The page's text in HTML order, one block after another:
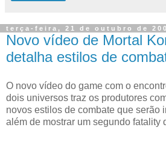
terça-feira, 21 de outubro de
Novo vídeo de Mortal
detalha estilos de
O novo vídeo do game com o
dois universos traz os produtores
novos estilos de combate que serão
além de mostrar um segundo fatality